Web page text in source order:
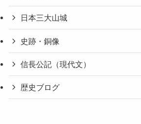
日本三大山城
史跡・銅像
信長公記（現代文）
歴史ブログ